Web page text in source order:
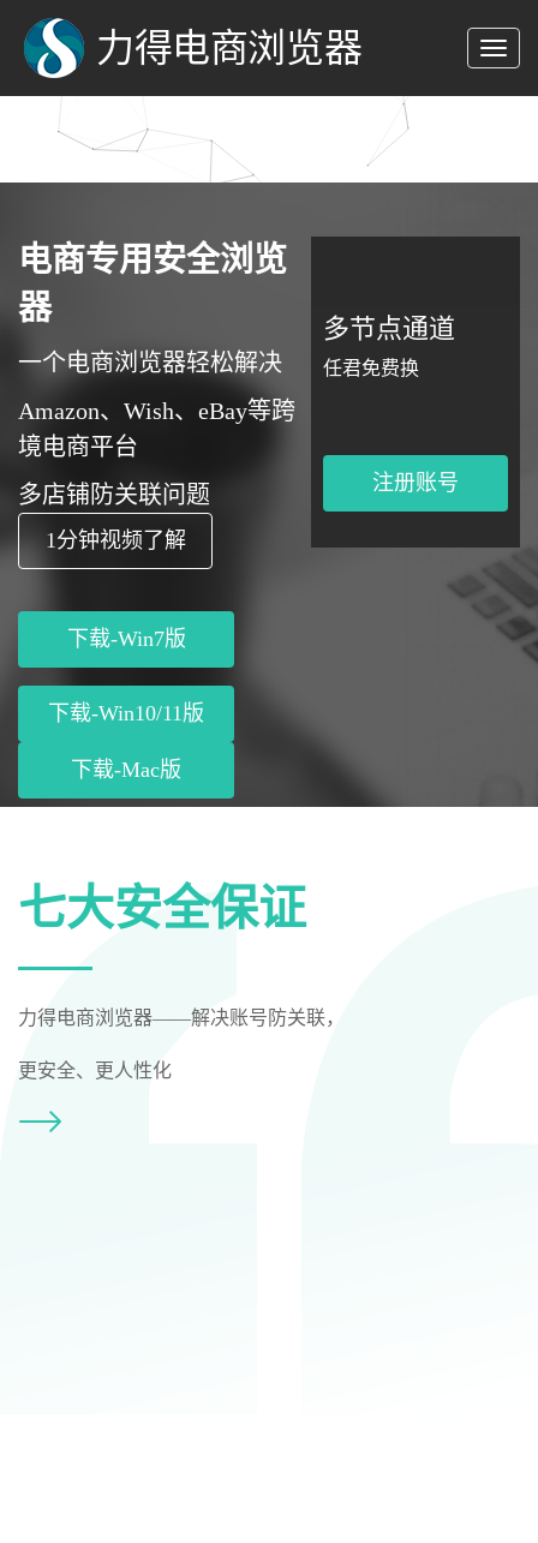
力得电商浏览器
登录
注册
电商专用安全浏览
器
一个电商浏览器轻松解决
Amazon、Wish、eBay等跨
境电商平台
多店铺防关联问题
1分钟视频了解
下载-Win7版
下载-Win10/11版
下载-Mac版
多节点通道
任君免费换
注册账号
七大安全保证
力得电商浏览器——解决账号防关联，
更安全、更人性化